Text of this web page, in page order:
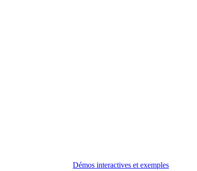
Démos interactives et exemples